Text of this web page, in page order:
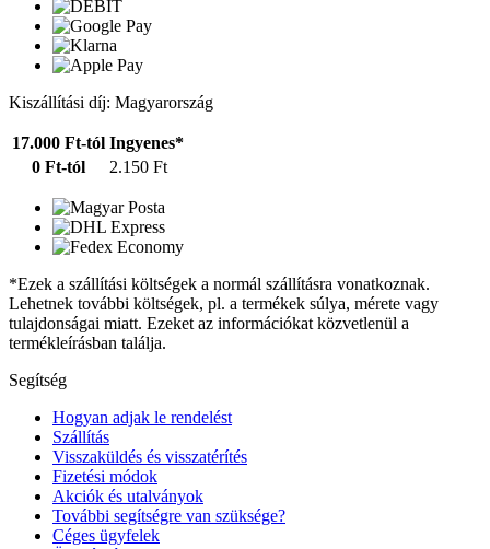
Kiszállítási díj: Magyarország
17.000 Ft-tól Ingyenes*
0 Ft-tól
2.150 Ft
*Ezek a szállítási költségek a normál szállításra vonatkoznak.
Lehetnek további költségek, pl. a termékek súlya, mérete vagy
tulajdonságai miatt. Ezeket az információkat közvetlenül a
termékleírásban találja.
Segítség
Hogyan adjak le rendelést
Szállítás
Visszaküldés és visszatérítés
Fizetési módok
Akciók és utalványok
További segítségre van szüksége?
Céges ügyfelek